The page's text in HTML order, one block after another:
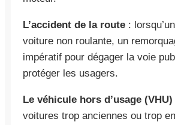
L’accident de la route :
voiture non roulante, un
impératif pour dégager la voie
protéger les usagers.
Le véhicule hors d’usage (VHU)
voitures trop anciennes ou trop